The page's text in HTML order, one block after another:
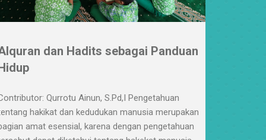
dan Hadits sebagai Panduan
Qurrotu Ainun, S.Pd,I Pengetahuan
hakikat dan kedudukan manusia merupakan
amat esensial, karena dengan pengetahuan